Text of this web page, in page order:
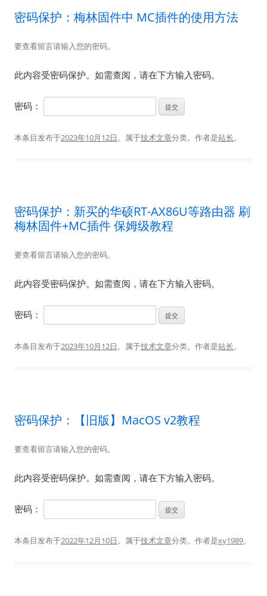
密码保护：梅林固件中 MC插件的使用方法
要查看留言请输入您的密码。
此内容受密码保护。如需查阅，请在下方输入密码。
密码：
本条目发布于2023年10月12日。属于技术文章分类。 作者是站长。
密码保护：新买的华硕RT-AX86U等路由器 刷
梅林固件+MC插件 保姆级教程
要查看留言请输入您的密码。
此内容受密码保护。如需查阅，请在下方输入密码。
密码：
本条目发布于2023年10月12日。属于技术文章分类。 作者是站长。
密码保护：【旧版】MacOS v2教程
要查看留言请输入您的密码。
此内容受密码保护。如需查阅，请在下方输入密码。
密码：
本条目发布于2022年12月10日。属于技术文章分类。 作者是xy1989。